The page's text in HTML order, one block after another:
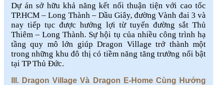
Dự án sở hữu khả năng kết nối thuận tiện với cao tốc
TP.HCM – Long Thành – Dầu Giây, đường Vành đai 3 và
nay tiếp tục được hưởng lợi từ tuyến đường sắt Thủ
Thiêm – Long Thành. Sự hội tụ của nhiều công trình hạ
tầng quy mô lớn giúp Dragon Village trở thành một
trong những khu đô thị có tiềm năng tăng trưởng nổi bật
tại TP Thủ Đức.
III. Dragon Village Và Dragon E-Home Cùng Hưởng